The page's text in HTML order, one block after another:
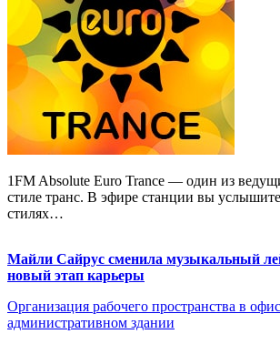
1FM Absolute Euro Trance — один из
стиле транс. В эфире станции вы
стилях…
Майли Сайрус сменила музыкальный
новый этап карьеры
Организация рабочего пространства в
административном здании